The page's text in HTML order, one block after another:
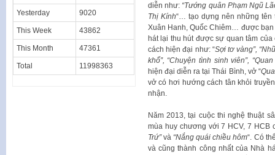
diễn như: “Tướng quân Phạm Ngũ
Thị Kính“… tạo dựng nên những tên
Xuân Hanh, Quốc Chiêm… được
hát lại thu hút được sự quan tâm
cách hiện đại như: “Sợi tơ vàng”,
khổ”, “Chuyện tình sinh viên”,
hiện đại diễn ra tại Thái Bình, vở “
vở có hơi hướng cách tân khỏi
nhận.
Năm 2013, tại cuộc thi nghệ thuật
mùa huy chương với 7 HCV, 7 HCB
Trứ”và “Nắng quái chiều hôm“. Có
và cũng thành công nhất của Nhà
Yesterday 9020
This Week 43862
This Month 47361
Total 11998363